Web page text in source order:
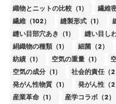
織物とニットの比較（1）
繊維
繊維（102）
縫製形式（1）
縫い目部穴あき（1）
縫い目しわ
絹織物の種類（1）
細菌（2）
紡績（1）
空気の重量（1）
空気の成分（1）
社会的責任（2
発がん性物質（1）
発がん性（2
産業革命（1）
産学コラボ（2）